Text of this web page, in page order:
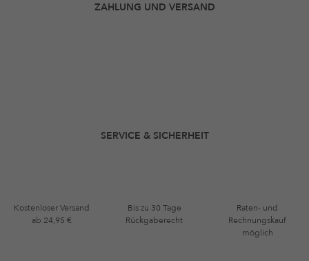
ZAHLUNG UND VERSAND
SERVICE & SICHERHEIT
Kostenloser Versand
ab 24,95 €
Bis zu 30 Tage
Rückgaberecht
Raten- und
Rechnungskauf
möglich